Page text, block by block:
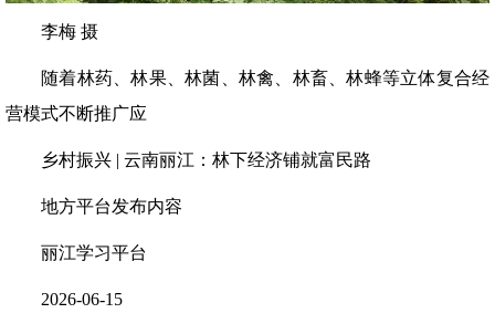
李梅 摄
随着林药、林果、林菌、林禽、林畜、林蜂等立体复合经
营模式不断推广应
乡村振兴 | 云南丽江：林下经济铺就富民路
地方平台发布内容
丽江学习平台
2026-06-15